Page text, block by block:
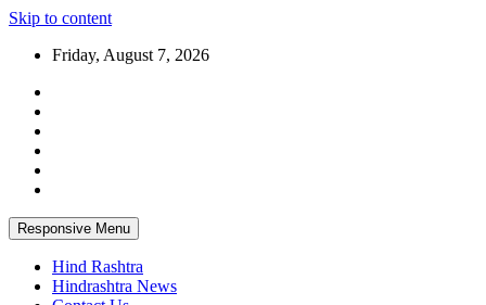
Skip to content
Friday, August 7, 2026
Responsive Menu
Hind Rashtra
Hindrashtra News